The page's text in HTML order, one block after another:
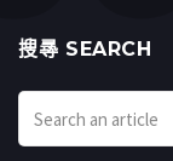
搜㝷 SEARCH